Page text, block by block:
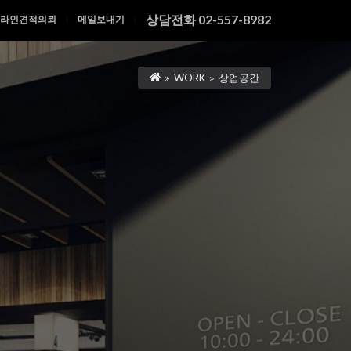
인견적의뢰 메일보내기 상담전화 02-557-8982
WORK 상업공간